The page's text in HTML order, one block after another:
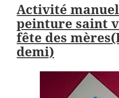
Activité
peinture saint
fête des
demi)